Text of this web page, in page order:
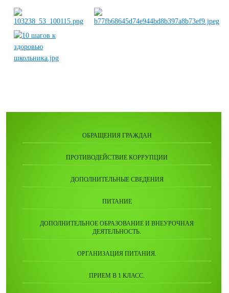
ОБРАЩЕНИЯ ГРАЖДАН
ПРОТИВОДЕЙСТВИЕ КОРРУПЦИИ
ДОПОЛНИТЕЛЬНЫЕ СВЕДЕНИЯ
ПИТАНИЕ
ДОПОЛНИТЕЛЬНОЕ ОБРАЗОВАНИЕ И ВНЕУРОЧНАЯ
ДЕЯТЕЛЬНОСТЬ.
ОРГАНИЗАЦИЯ ПИТАНИЯ.
ПРИЕМ В 1 КЛАСС.